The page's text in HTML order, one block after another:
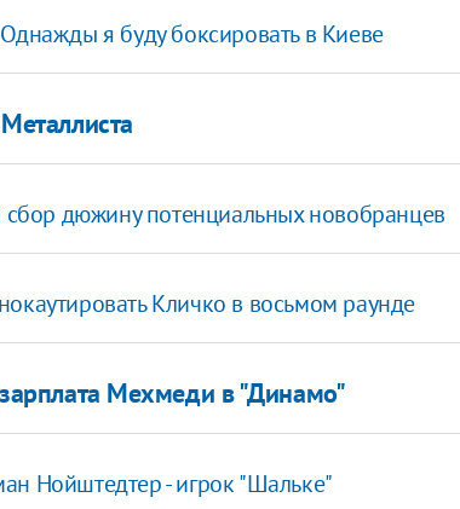
я буду боксировать в Киеве
сбор дюжину потенциальных новобранцев
Кличко в восьмом раунде
зарплата Мехмеди в "Динамо"
Нойштедтер - игрок "Шальке"